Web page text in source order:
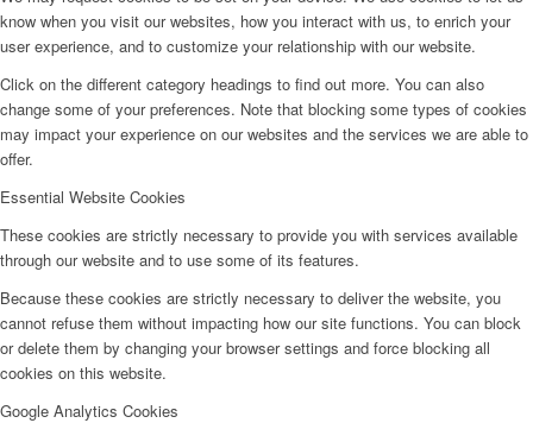
know when you visit our websites, how you interact with us, to enrich your
user experience, and to customize your relationship with our website.
Click on the different category headings to find out more. You can also
change some of your preferences. Note that blocking some types of cookies
may impact your experience on our websites and the services we are able to
offer.
Essential Website Cookies
These cookies are strictly necessary to provide you with services available
through our website and to use some of its features.
Because these cookies are strictly necessary to deliver the website, you
cannot refuse them without impacting how our site functions. You can block
or delete them by changing your browser settings and force blocking all
cookies on this website.
Google Analytics Cookies